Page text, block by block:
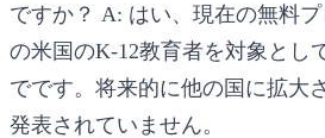
ですか？ A: はい、現在の無料
の米国のK-12教育者を対象とし
でです。将来的に他の国に拡大
発表されていません。